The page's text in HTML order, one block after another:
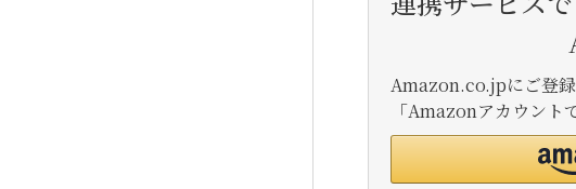
Amazon.co.jpにご登録
「Amazonアカウント